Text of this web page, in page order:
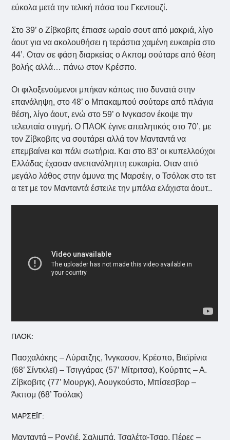
εύκολα μετά την τελική πάσα του Γκεντουζί.
Στο 39’ ο Ζίβκοβιτς έπιασε ωραίο σουτ από μακριά, λίγο
άουτ για να ακολουθήσει η τεράστια χαμένη ευκαιρία στο
44’. Οταν σε φάση διαρκείας ο Ακπομ σούταρε από θέση
βολής αλλά… πάνω στον Κρέσπο.
Οι φιλοξενούμενοι μπήκαν κάπως πιο δυνατά στην
επανάληψη, στο 48’ ο Μπακαμπού σούταρε από πλάγια
θέση, λίγο άουτ, ενώ στο 59’ ο Ινγκασον έκοψε την
τελευταία στιγμή. Ο ΠΑΟΚ έγινε απειλητικός στο 70’, με
τον Ζίβκοβιτς να σουτάρει αλλά τον Μανταντά να
επεμβαίνει και πάλι σωτήρια. Και στο 83’ οι κυπελλούχοι
Ελλάδας έχασαν ανεπανάληπτη ευκαιρία. Οταν από
μεγάλο λάθος στην άμυνα της Μαρσέιγ, ο Τσόλακ στο τετ
α τετ με τον Μανταντά έστειλε την μπάλα ελάχιστα άουτ..
ΠΑΟΚ:
Πασχαλάκης – Λύρατζης, Ίνγκασον, Κρέσπο, Βιεϊρίνια
(68’ Σίντκλεϊ) – Τσιγγάρας (57’ Μίτριτσα), Κούρτιτς – Α.
Ζίβκοβιτς (77’ Μουργκ), Αουγκούστο, Μπίσεσβαρ –
Άκπομ (68’ Τσόλακ)
ΜΑΡΣΕΪΓ:
Μανταντά – Ρονζιέ, Σαλιμπά, Τσαλέτα-Τσαρ, Πέρες –